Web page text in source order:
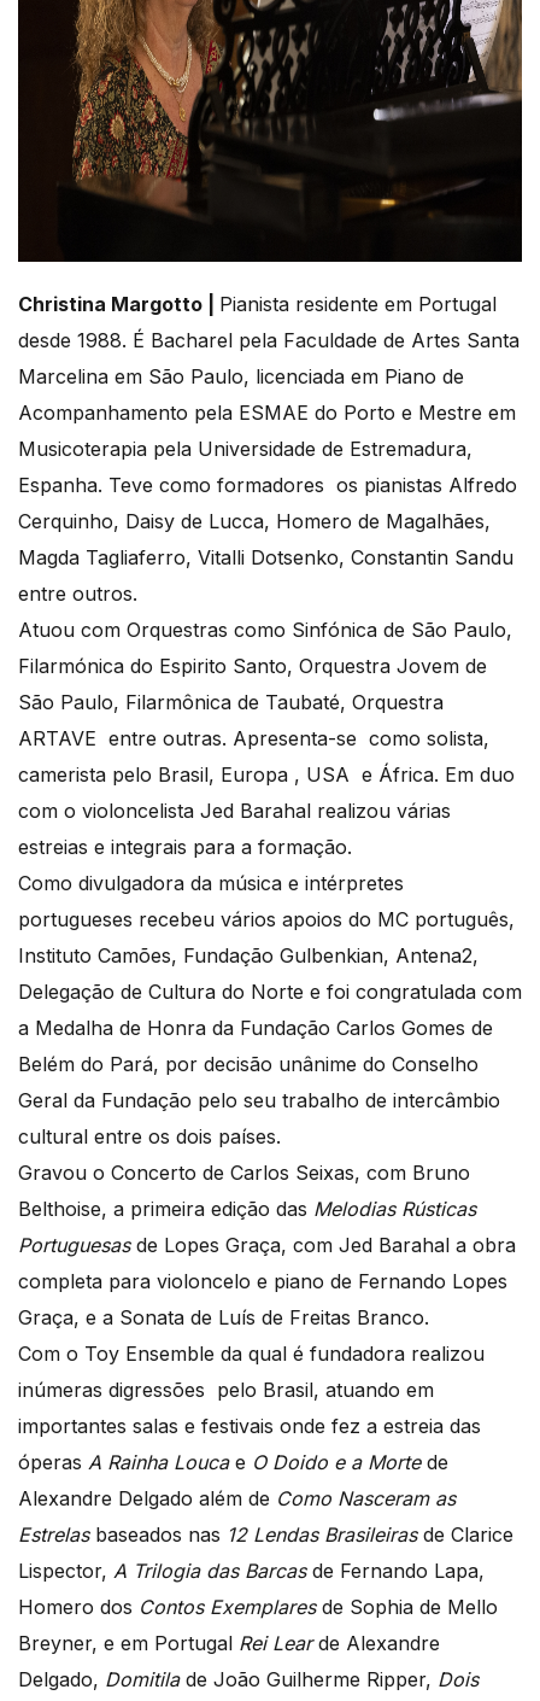
Christina Margotto | Pianista residente em Portugal
desde 1988. É Bacharel pela Faculdade de Artes Santa
Marcelina em São Paulo, licenciada em Piano de
Acompanhamento pela ESMAE do Porto e Mestre em
Musicoterapia pela Universidade de Estremadura,
Espanha. Teve como formadores os pianistas Alfredo
Cerquinho, Daisy de Lucca, Homero de Magalhães,
Magda Tagliaferro, Vitalli Dotsenko, Constantin Sandu
entre outros.
Atuou com Orquestras como Sinfónica de São Paulo,
Filarmónica do Espirito Santo, Orquestra Jovem de
São Paulo, Filarmônica de Taubaté, Orquestra
ARTAVE entre outras. Apresenta-se como solista,
camerista pelo Brasil, Europa , USA e África. Em duo
com o violoncelista Jed Barahal realizou várias
estreias e integrais para a formação.
Como divulgadora da música e intérpretes
portugueses recebeu vários apoios do MC português,
Instituto Camões, Fundação Gulbenkian, Antena2,
Delegação de Cultura do Norte e foi congratulada com
a Medalha de Honra da Fundação Carlos Gomes de
Belém do Pará, por decisão unânime do Conselho
Geral da Fundação pelo seu trabalho de intercâmbio
cultural entre os dois países.
Gravou o Concerto de Carlos Seixas, com Bruno
Belthoise, a primeira edição das Melodias Rústicas
Portuguesasde Lopes Graça, com Jed Barahal a obra
completa para violoncelo e piano de Fernando Lopes
Graça, e a Sonata de Luís de Freitas Branco.
Com o Toy Ensemble da qual é fundadora realizou
inúmeras digressões pelo Brasil, atuando em
importantes salas e festivais onde fez a estreia das
óperas A Rainha Loucae O Doido e a Mortede
Alexandre Delgado além de Como Nasceram as
Estrelasbaseados nas 12 Lendas Brasileirasde Clarice
Lispector, A Trilogia das Barcasde Fernando Lapa,
Homero dos Contos Exemplaresde Sophia de Mello
Breyner, e em Portugal Rei Learde Alexandre
Delgado, Domitilade João Guilherme Ripper, Dois